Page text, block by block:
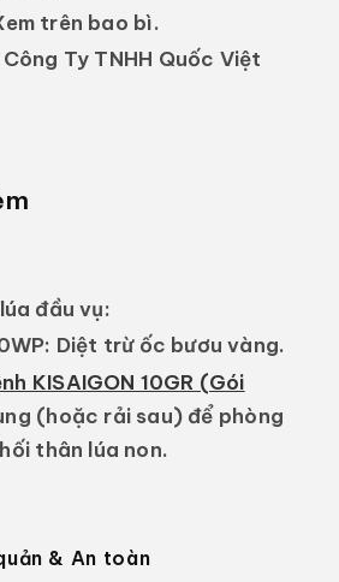
trên bao bì.
Công Ty TNHH Quốc Việt
đầu vụ:
Diệt trừ ốc bươu vàng.
KISAIGON 10GR (Gói
(hoặc rải sau) để phòng
thân lúa non.
& An toàn